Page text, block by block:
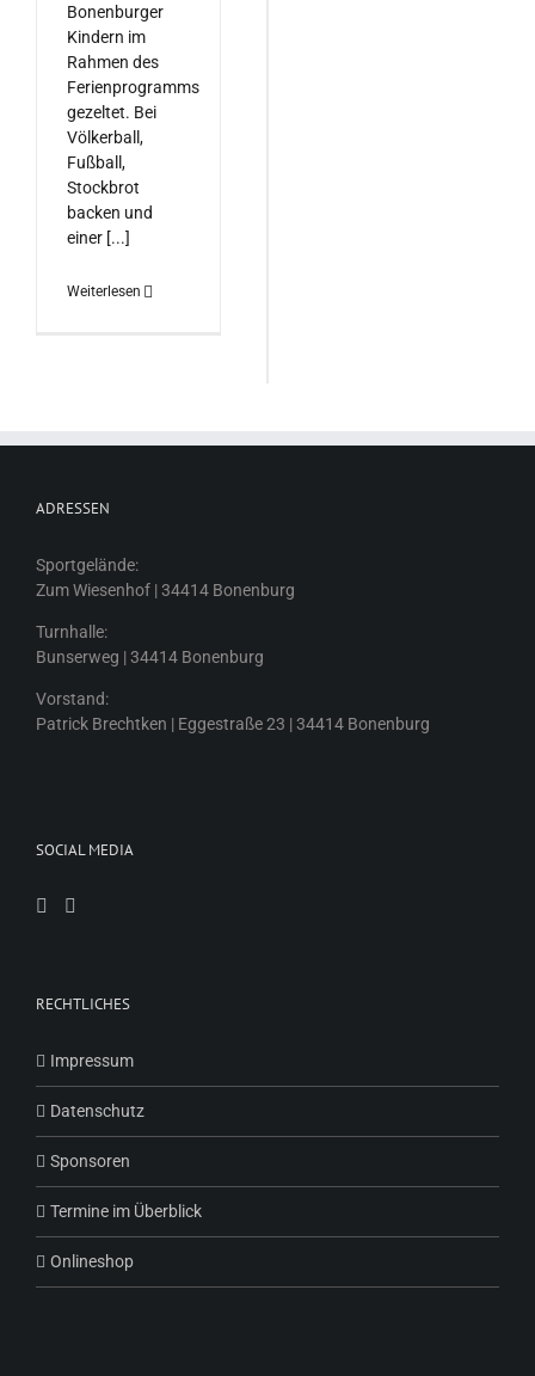
Bonenburger
Kindern im
Rahmen des
Ferienprogramms
gezeltet. Bei
Völkerball,
Fußball,
Stockbrot
backen und
einer [...]
Weiterlesen
ADRESSEN
Sportgelände:
Zum Wiesenhof | 34414 Bonenburg
Turnhalle:
Bunserweg | 34414 Bonenburg
Vorstand:
Patrick Brechtken | Eggestraße 23 | 34414 Bonenburg
SOCIAL MEDIA
RECHTLICHES
Impressum
Datenschutz
Sponsoren
Termine im Überblick
Onlineshop